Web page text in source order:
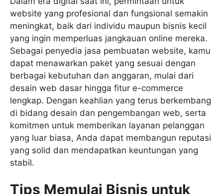
website yang profesional dan fungsional semakin
meningkat, baik dari individu maupun bisnis kecil
yang ingin memperluas jangkauan online mereka.
Sebagai penyedia jasa pembuatan website, kamu
dapat menawarkan paket yang sesuai dengan
berbagai kebutuhan dan anggaran, mulai dari
desain web dasar hingga fitur e-commerce
lengkap. Dengan keahlian yang terus berkembang
di bidang desain dan pengembangan web, serta
komitmen untuk memberikan layanan pelanggan
yang luar biasa, Anda dapat membangun reputasi
yang solid dan mendapatkan keuntungan yang
stabil.
Tips Memulai Bisnis untuk